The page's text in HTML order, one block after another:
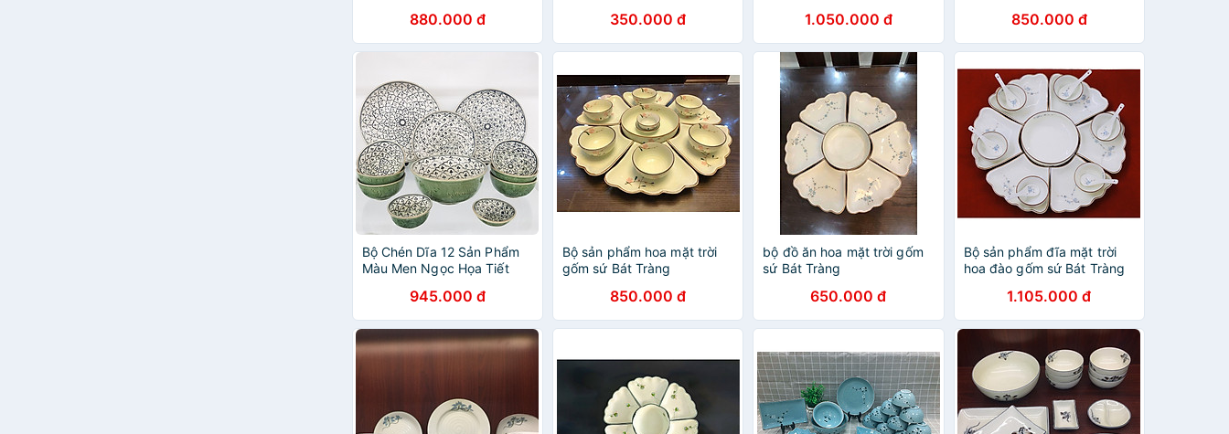
880.000 đ
Tràng - bát cơm, chén cơm,
chén ăn cơm
350.000 đ 1.050.000 đ 850.000 đ
Bộ Chén Dĩa 12 Sản Phẩm
Màu Men Ngọc Họa Tiết
945.000 đ
Bộ sản phẩm hoa mặt trời
gốm sứ Bát Tràng
850.000 đ
bộ đồ ăn hoa mặt trời gốm
sứ Bát Tràng
650.000 đ
Bộ sản phẩm đĩa mặt trời
hoa đào gốm sứ Bát Tràng
1.105.000 đ